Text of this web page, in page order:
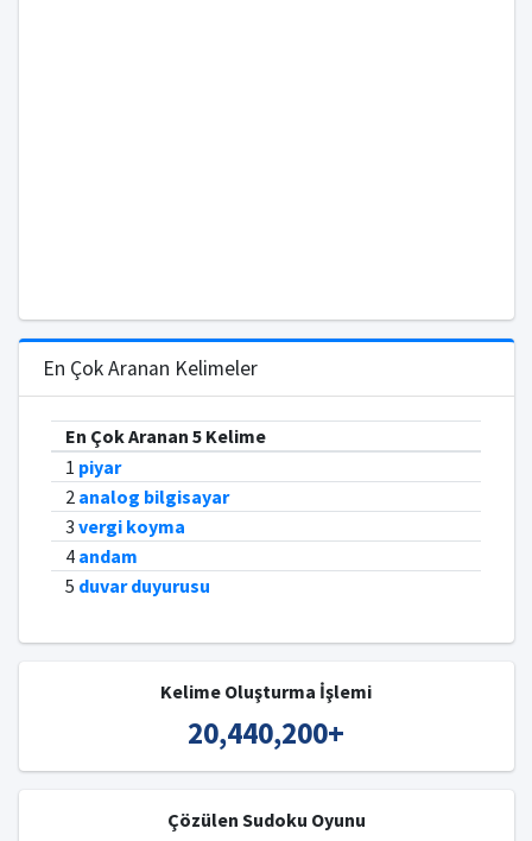
En Çok Aranan Kelimeler
En Çok Aranan 5 Kelime
1 piyar
2 analog bilgisayar
3 vergi koyma
4 andam
5 duvar duyurusu
Kelime Oluşturma İşlemi
20,440,200+
Çözülen Sudoku Oyunu